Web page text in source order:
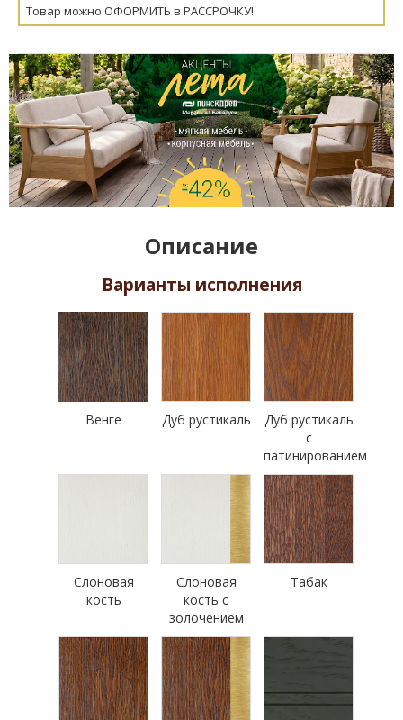
Товар можно ОФОРМИТЬ в РАССРОЧКУ!
Описание
Варианты исполнения
Венге Дуб рустикаль
Дуб рустикаль
с
патинированием
Слоновая
кость
Слоновая
кость с
золочением
Табак